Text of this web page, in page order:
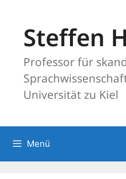
springenSteffen
Professor für
Universität zu Kiel
Menü